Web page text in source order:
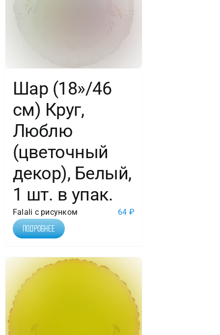
упак.
Шар (18»/46
см) Круг,
Люблю
(цветочный
декор), Белый,
1 шт. в упак.
Falali с рисунком 64 ₽
Подробнее